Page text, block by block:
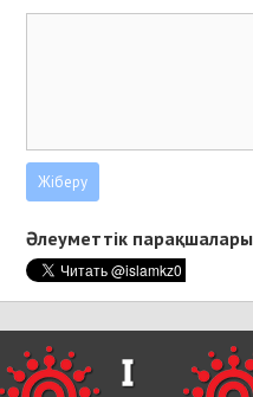
Әлеуметтік